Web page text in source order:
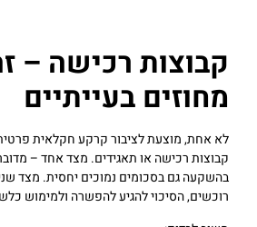
קבוצות רכישה –
מחוזים בעייתיים
לא אחת, מוצעת לציבור קרקע חקלאית
קבוצות רכישה או תאגידים. מצד אחד –
בהשקעה גם בסכומים נמוכים יחסית. מצד
רוכשים, הסיכוי להגיע להפשרה ולמימוש